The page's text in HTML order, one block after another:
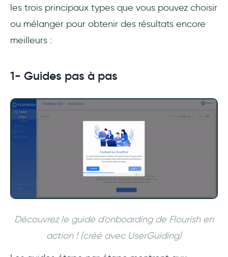
les trois principaux types que vous pouvez choisir
ou mélanger pour obtenir des résultats encore
meilleurs :
1- Guides pas à pas
Découvrez le guide d'onboarding de Flourish en
action ! (créé avec UserGuiding)